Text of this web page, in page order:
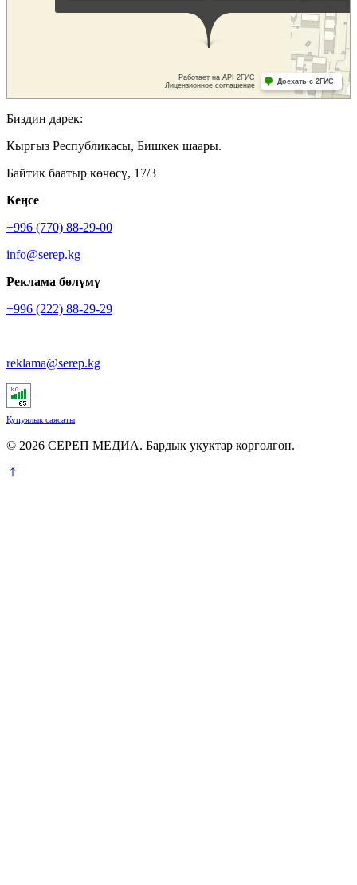
Биздин дарек:
Кыргыз Республикасы, Бишкек шаары.
Байтик баатыр көчөсү, 17/3
Кеӊсе
+996 (770) 88-29-00
info@serep.kg
Реклама бөлүмү
+996 (222) 88-29-29
reklama@serep.kg
Купуялык саясаты
© 2026 СЕРЕП МЕДИА. Бардык укуктар корголгон.